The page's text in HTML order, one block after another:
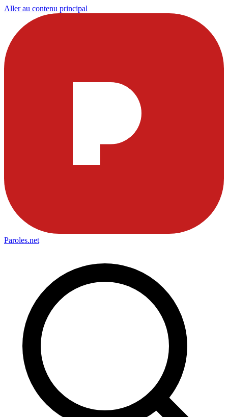
Aller au contenu principal
Paroles.net